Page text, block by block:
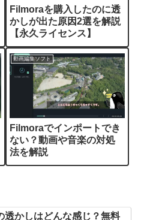
Filmoraを購入したのに透
かしが出た原因2選を解説
【永久ライセンス】
動画編集ソフト
Filmoraでインポートでき
ない？動画や音楽の対処
法を解説
透かしはどんな感じ？無料